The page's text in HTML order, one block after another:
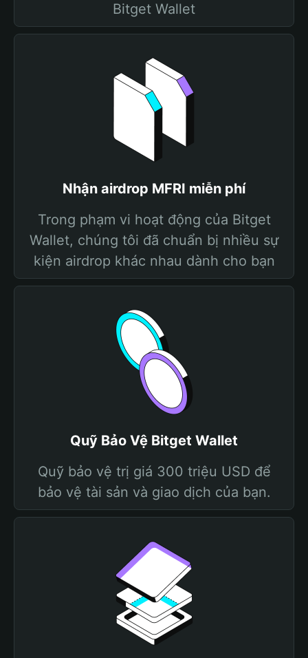
Bitget Wallet
Nhận airdrop MFRI miễn phí
Trong phạm vi hoạt động của Bitget
Wallet, chúng tôi đã chuẩn bị nhiều sự
kiện airdrop khác nhau dành cho bạn
Quỹ Bảo Vệ Bitget Wallet
Quỹ bảo vệ trị giá 300 triệu USD để
bảo vệ tài sản và giao dịch của bạn.